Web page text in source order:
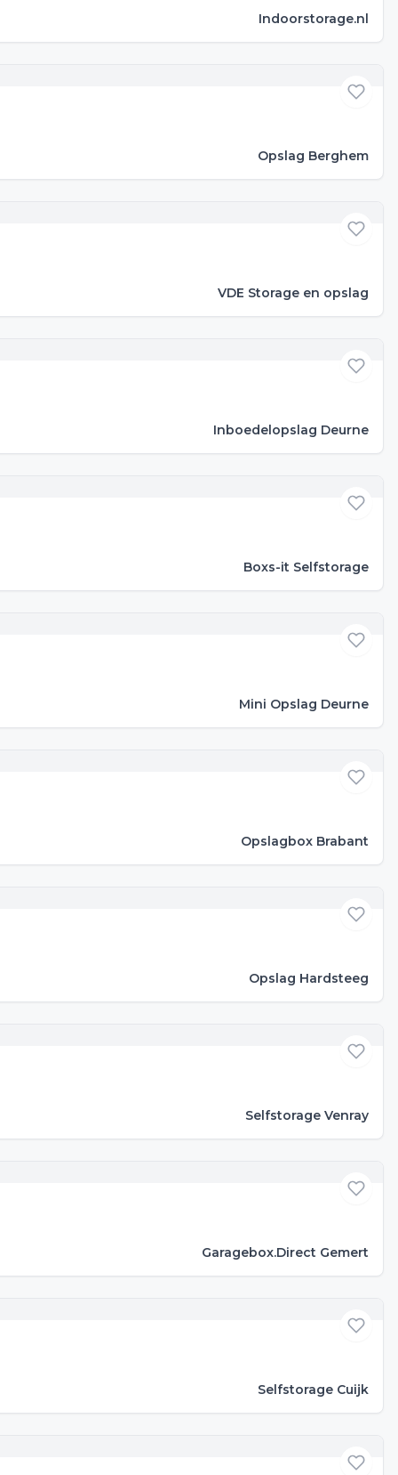
Indoorstorage.nl
Opslag Berghem
VDE Storage en opslag
Inboedelopslag Deurne
Boxs-it Selfstorage
Mini Opslag Deurne
Opslagbox Brabant
Opslag Hardsteeg
Selfstorage Venray
Garagebox.Direct Gemert
Selfstorage Cuijk